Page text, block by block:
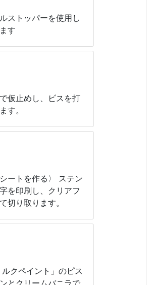
ストッパーを使用し
す
仮止めし、ビスを打
す。
ートを作る〉 ステン
を印刷し、クリアフ
切り取ります。
ルクペイント」のピス